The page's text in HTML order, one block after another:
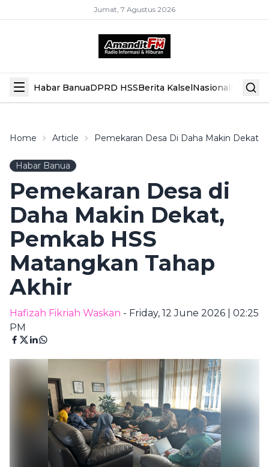
Jumat, 7 Agustus 2026
Habar BanuaDPRD HSSBerita KalselNasional Hiburan
Home Article Pemekaran Desa Di Daha Makin Dekat,
Habar Banua
Pemekaran Desa di
Daha Makin Dekat,
Pemkab HSS
Matangkan Tahap
Akhir
Hafizah Fikriah Waskan - Friday, 12 June 2026 | 02:25
PM